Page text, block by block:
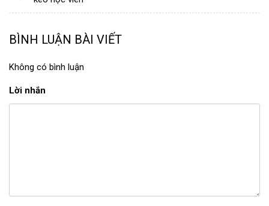
BÌNH LUẬN BÀI VIẾT
Không có bình luận
Lời nhắn